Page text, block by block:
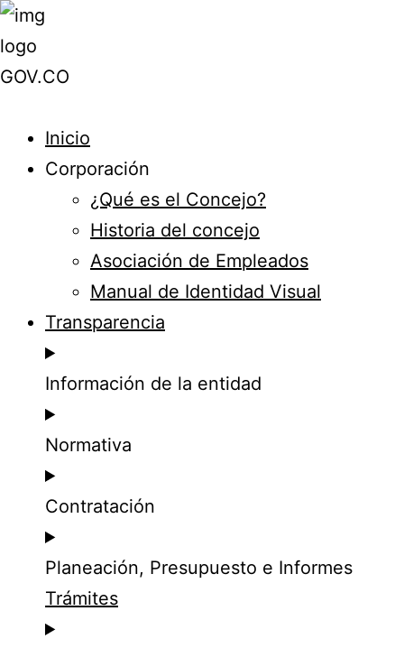
Inicio
Corporación
¿Qué es el Concejo?
Historia del concejo
Asociación de Empleados
Manual de Identidad Visual
Transparencia
Información de la entidad
Normativa
Contratación
Planeación, Presupuesto e Informes
Trámites